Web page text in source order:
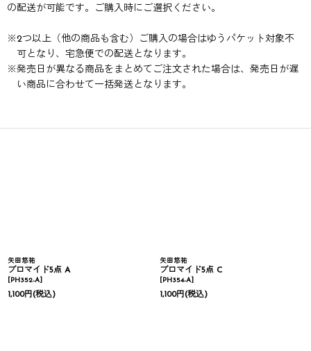
の配送が可能です。ご購入時にご選択ください。
※2つ以上（他の商品も含む）ご購入の場合はゆうパケット対象不
可となり、宅急便での配送となります。
※発売日が異なる商品をまとめてご注文された場合は、発売日が遅
い商品に合わせて一括発送となります。
矢田悠祐
ブロマイド5点 A
[PH352-A]
1,100円(税込)
矢田悠祐
ブロマイド5点 C
[PH354-A]
1,100円(税込)